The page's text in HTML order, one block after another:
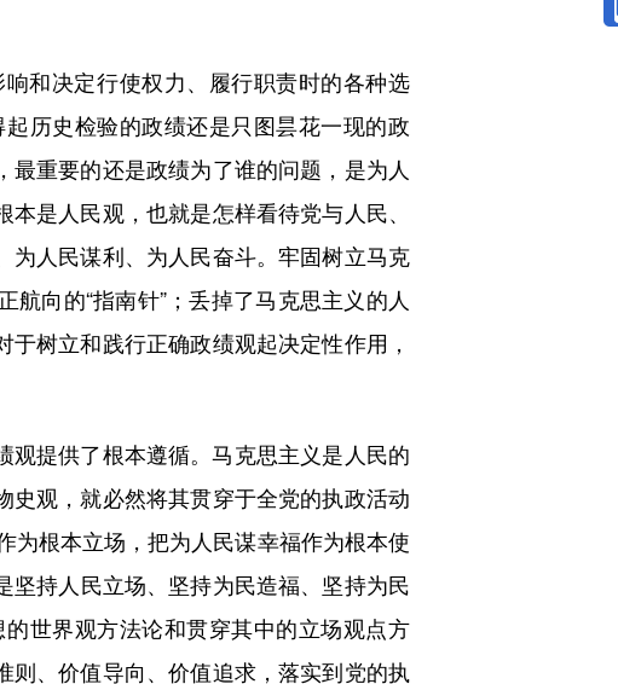
和决定行使权力、履行职责时的各种选
历史检验的政绩还是只图昙花一现的政
重要的还是政绩为了谁的问题，是为人
是人民观，也就是怎样看待党与人民、
为人民谋利、为人民奋斗。牢固树立马克
向的“指南针”；丢掉了马克思主义的人
树立和践行正确政绩观起决定性作用，
提供了根本遵循。马克思主义是人民的
史观，就必然将其贯穿于全党的执政活动
为根本立场，把为人民谋幸福作为根本使
坚持人民立场、坚持为民造福、坚持为民
世界观方法论和贯穿其中的立场观点方
、价值导向、价值追求，落实到党的执